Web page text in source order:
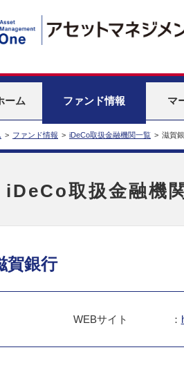
ーム ファンド情報 マ
> ファンド情報 > iDeCo取扱金融機関一覧 > 滋賀
iDeCo取扱金融機
賀銀行
WEBサイト ：